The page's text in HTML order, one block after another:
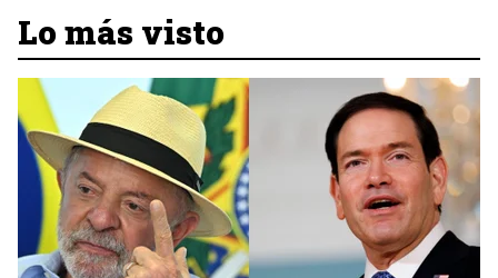
Lo más visto